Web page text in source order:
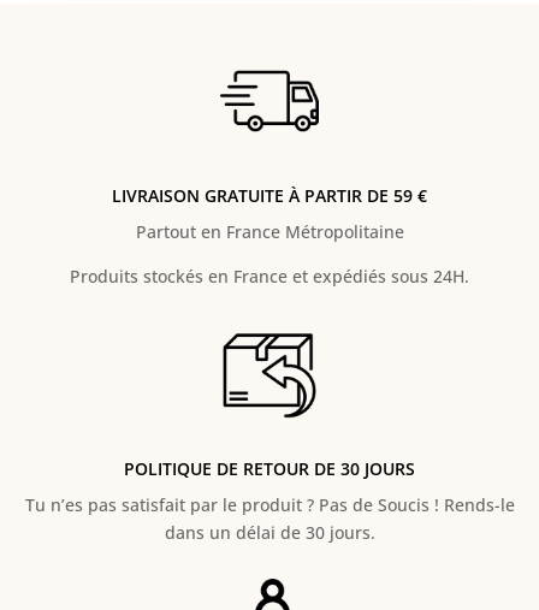
LIVRAISON GRATUITE À PARTIR DE 59 €
Partout en France Métropolitaine
Produits stockés en France et expédiés sous 24H.
POLITIQUE DE RETOUR DE 30 JOURS
Tu n’es pas satisfait par le produit ? Pas de Soucis ! Rends-le
dans un délai de 30 jours.